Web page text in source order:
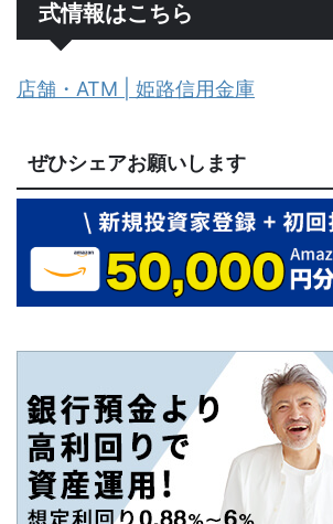
式情報はこちら
店舗・ATM | 姫路信用金庫
ぜひシェアお願いします